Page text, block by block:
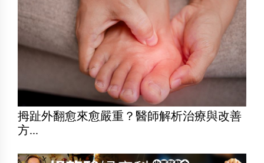
拇趾外翻愈來愈嚴重？醫師解析治療與改善
方...